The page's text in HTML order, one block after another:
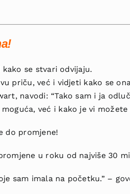
se stvari odvijaju.
priču, već i vidjeti kako se
navodi: “Tako sam i ja
već i kako je vi možete
do promjene!
u roku od najviše 30
sam imala na početku.” –